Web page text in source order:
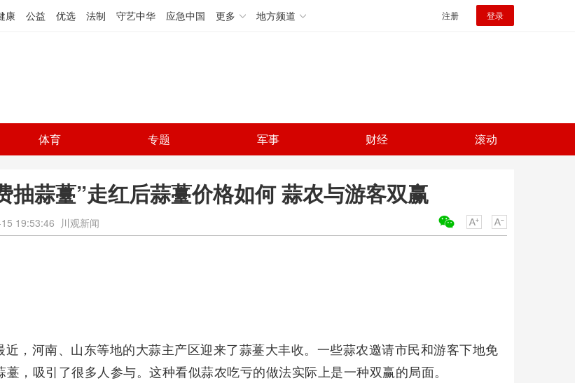
康 公益 优选 法制 守艺中华 应急中国 更多 地方频道 注册 登录
体育 专题 军事 财经 滚动
抽蒜薹”走红后蒜薹价格如何 蒜农与游客双赢
19:53:46 川观新闻
近，河南、山东等地的大蒜主产区迎来了蒜薹大丰收。一些蒜农邀请市民和游客下地免
薹，吸引了很多人参与。这种看似蒜农吃亏的做法实际上是一种双赢的局面。